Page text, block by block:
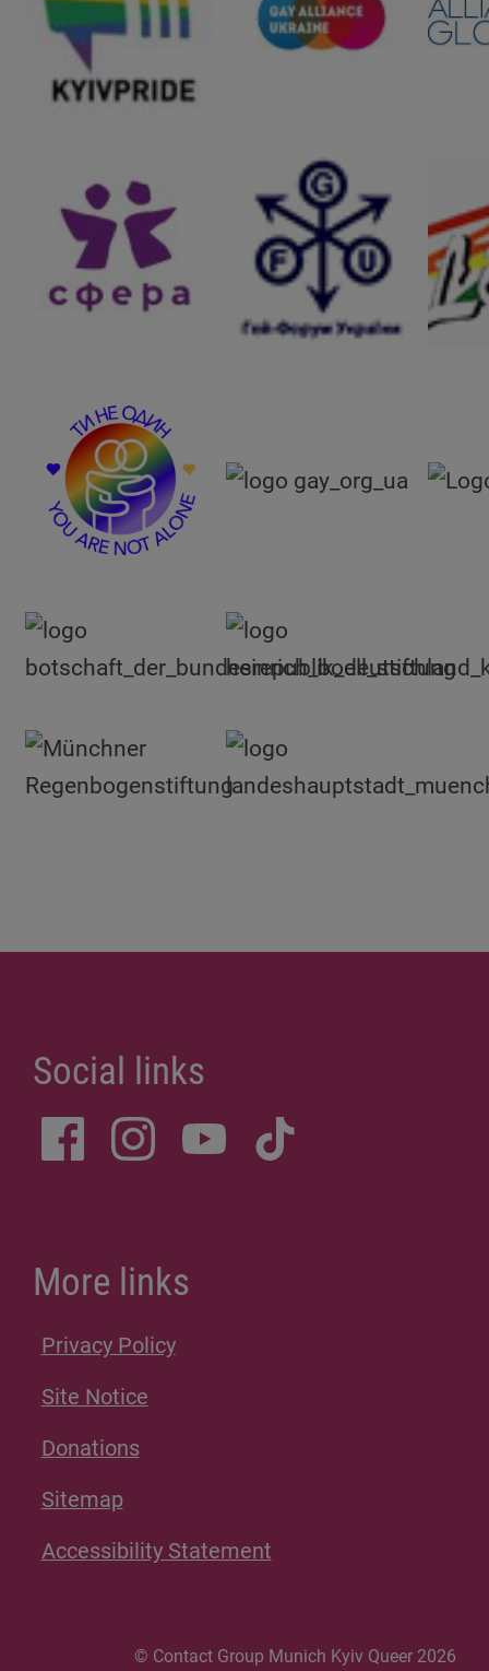
Social links
More links
Privacy Policy
Site Notice
Donations
Sitemap
Accessibility Statement
© Contact Group Munich Kyiv Queer 2026